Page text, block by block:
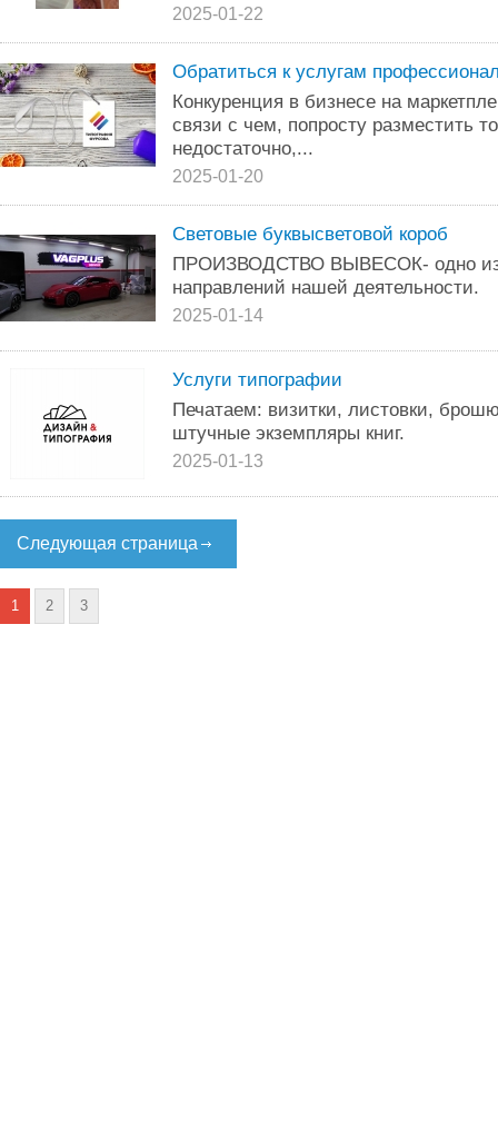
2025-01-22
Обратиться к услугам
Конкуренция в бизнесе на
связи с чем, попросту разместить
недостаточно,...
2025-01-20
Световые буквысветовой короб
ПРОИЗВОДСТВО ВЫВЕСОК- одно
направлений нашей деятельности.
2025-01-14
Услуги типографии
Печатаем: визитки, листовки,
штучные экземпляры книг.
2025-01-13
Следующая страница
1 2 3